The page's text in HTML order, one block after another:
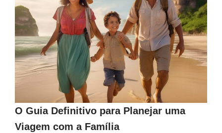
O Guia Definitivo para Planejar uma
Viagem com a Família